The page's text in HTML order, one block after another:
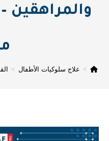
والمراهقين
> علاج سلوكيات الأطفال >